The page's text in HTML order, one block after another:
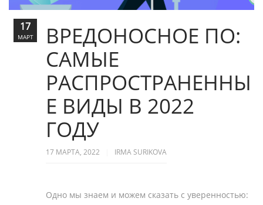
ВРЕДОНОСНОЕ ПО:
САМЫЕ
РАСПРОСТРАНЕННЫ
Е ВИДЫ В 2022
ГОДУ
17 МАРТА, 2022 IRMA SURIKOVA
Одно мы знаем и можем сказать с уверенностью:
17
МАРТ